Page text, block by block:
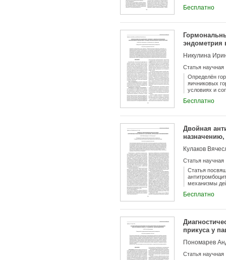
Бесплатно
эндометрия
Никулина
Статья научная
Определён
яичниковых
условиях и
процессы в
зависимости
Бесплатно
Двойная
Кулаков
Статья научная
Статья
механизмы
проведенного
перенесших
Бесплатно
прикуса у
Пономарев
Статья научная